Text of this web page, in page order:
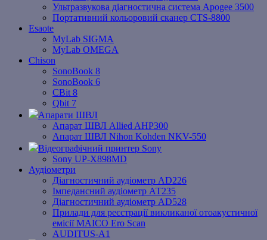
Ультразвукова діагностична система Apogee 3500
Портативний кольоровий сканер CTS-8800
Esaote
MyLab SIGMA
MyLab OMEGA
Chison
SonoBook 8
SonoBook 6
СBit 8
Qbit 7
Апарати ШВЛ
Апарат ШВЛ Allied AHP300
Апарат ШВЛ Nihon Kohden NKV-550
Відеографічний принтер Sony
Sony UP-X898MD
Аудіометри
Діагностичний аудіометр AD226
Імпедансний аудіометр АТ235
Діагностичний аудіометр AD528
Прилади для реєстрації викликаної отоакустичної
емісії MAICO Ero Scan
AUDITUS-A1